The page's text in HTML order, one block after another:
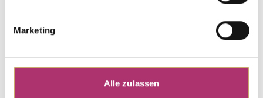
Marketing
Alle zulassen